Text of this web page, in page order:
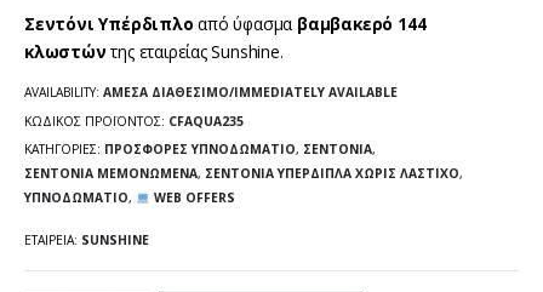
Σεντόνι Υπέρδιπλοαπό ύφασμα βαμβακερό 144
κλωστών της εταιρείας Sunshine.
AVAILABILITY: ΆΜΕΣΑ ΔΙΑΘΈΣΙΜΟ/IMMEDIATELY AVAILABLE
ΚΩΔΙΚΌΣ ΠΡΟΪΌΝΤΟΣ: CFAQUA235
ΚΑΤΗΓΟΡΊΕΣ: ΠΡΟΣΦΟΡΈΣ ΥΠΝΟΔΩΜΆΤΙΟ, ΣΕΝΤΌΝΙΑ,
ΣΕΝΤΌΝΙΑ ΜΕΜΟΝΩΜΈΝΑ, ΣΕΝΤΌΝΙΑ ΥΠΈΡΔΙΠΛΑ ΧΩΡΊΣ ΛΆΣΤΙΧΟ,
ΥΠΝΟΔΩΜΆΤΙΟ, WEB OFFERS
ΕΤΑΙΡΕΊΑ: SUNSHINE